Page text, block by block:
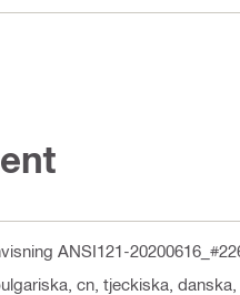
ANSI121-
cn, tjeckiska,